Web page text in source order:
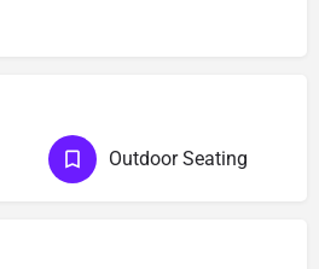
Outdoor Seating